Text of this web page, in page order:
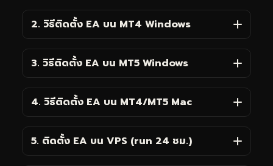
2. วิธีติดตั้ง EA บน MT4 Windows
3. วิธีติดตั้ง EA บน MT5 Windows
4. วิธีติดตั้ง EA บน MT4/MT5 Mac
5. ติดตั้ง EA บน VPS (run 24 ชม.)